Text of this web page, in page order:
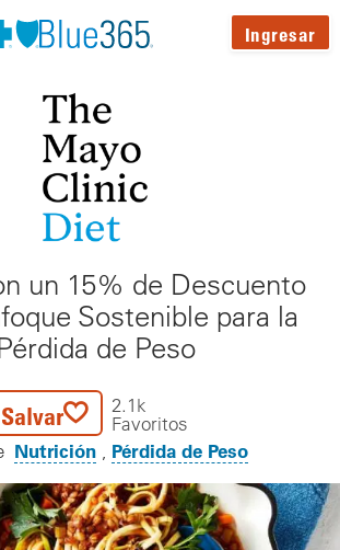
Ingresar
un 15% de Descuento
Sostenible para la
de Peso
Salvar
2.1k
Favoritos
Nutrición Pérdida de Peso